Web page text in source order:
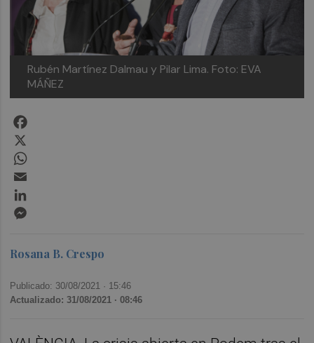
Rubén Martínez Dalmau y Pilar Lima. Foto: EVA
MÁÑEZ
Rosana B. Crespo
Publicado: 30/08/2021 · 15:46
Actualizado: 31/08/2021 · 08:46